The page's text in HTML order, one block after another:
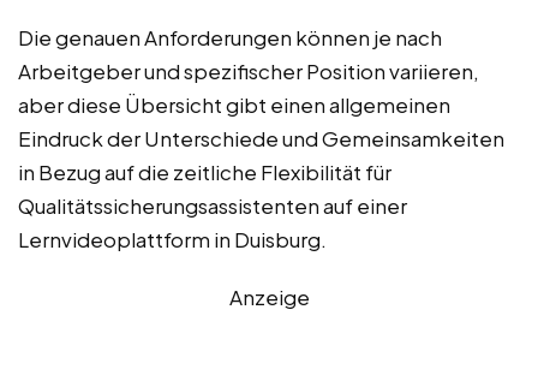
Die genauen Anforderungen können je nach
Arbeitgeber und spezifischer Position variieren,
aber diese Übersicht gibt einen allgemeinen
Eindruck der Unterschiede und Gemeinsamkeiten
in Bezug auf die zeitliche Flexibilität für
Qualitätssicherungsassistenten auf einer
Lernvideoplattform in Duisburg.
Anzeige